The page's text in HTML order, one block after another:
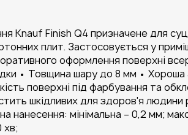
Knauf Finish Q4 призначене для
плит. Застосовується у
оформлення поверхні
• Товщина шару до 8 мм •
поверхні під фарбування та
шкідливих для здоров'я
нанесення: мінімальна – 0,2 мм;
хв;